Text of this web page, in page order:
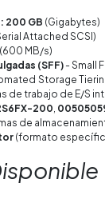
200 GB (Gigabytes)
Attached SCSI)
(600 MB/s)
(SFF)- Small
Storage
de trabajo de E/S
200,
de
(formato